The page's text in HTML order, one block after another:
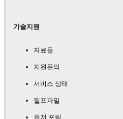
기술지원
자료들
지원문의
서비스 상태
헬프파일
유저 포럼